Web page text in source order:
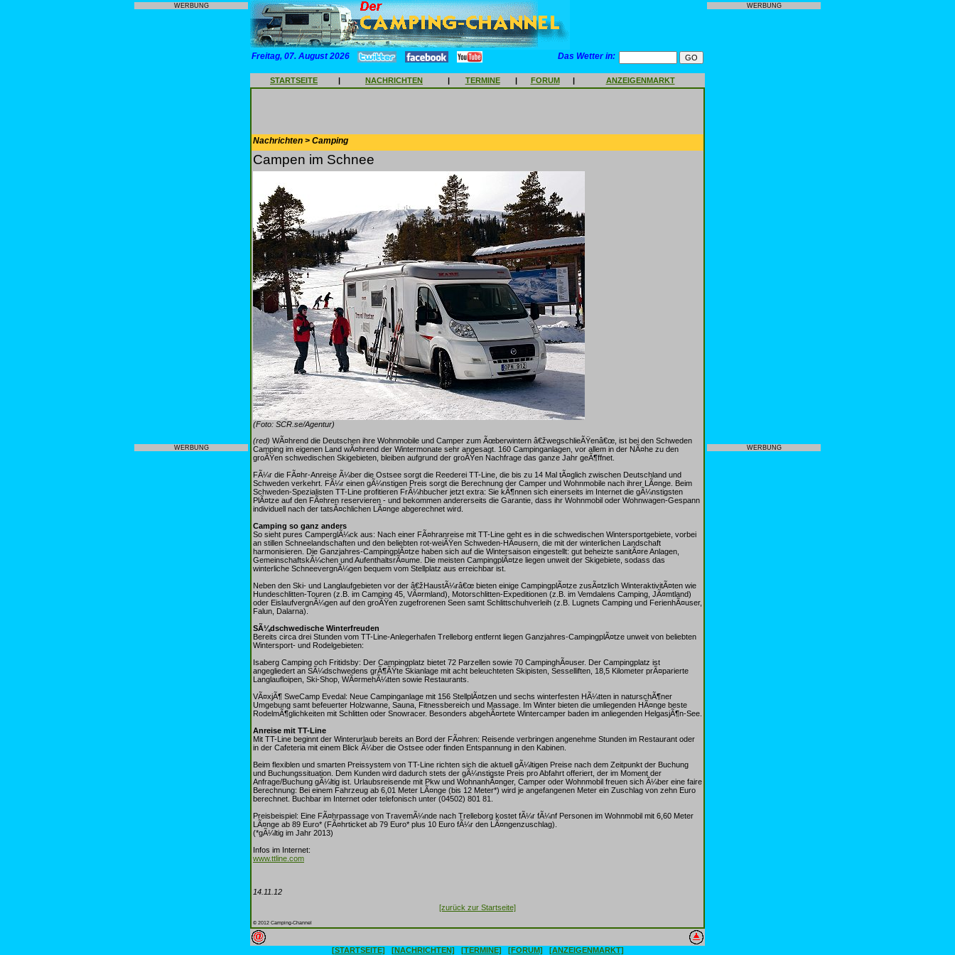
WERBUNG
WERBUNG
Freitag, 07. August 2026 Das Wetter in:
STARTSEITE | NACHRICHTEN | TERMINE | FORUM | ANZEIGENMARKT
Nachrichten > Camping
Campen im Schnee
(Foto: SCR.se/Agentur)
(red) WÃ¤hrend die Deutschen ihre Wohnmobile und Camper zum Ãœberwintern â€žwegschlieÃŸenâ€œ, ist bei den Schweden
Camping im eigenen Land wÃ¤hrend der Wintermonate sehr angesagt. 160 Campinganlagen, vor allem in der NÃ¤he zu den
groÃŸen schwedischen Skigebieten, bleiben aufgrund der groÃŸen Nachfrage das ganze Jahr geÃ¶ffnet.
FÃ¼r die FÃ¤hr-Anreise Ã¼ber die Ostsee sorgt die Reederei TT-Line, die bis zu 14 Mal tÃ¤glich zwischen Deutschland und
Schweden verkehrt. FÃ¼r einen gÃ¼nstigen Preis sorgt die Berechnung der Camper und Wohnmobile nach ihrer LÃ¤nge. Beim
Schweden-Spezialisten TT-Line profitieren FrÃ¼hbucher jetzt extra: Sie kÃ¶nnen sich einerseits im Internet die gÃ¼nstigsten
PlÃ¤tze auf den FÃ¤hren reservieren - und bekommen andererseits die Garantie, dass ihr Wohnmobil oder Wohnwagen-Gespann
individuell nach der tatsÃ¤chlichen LÃ¤nge abgerechnet wird.
Camping so ganz anders
So sieht pures CamperglÃ¼ck aus: Nach einer FÃ¤hranreise mit TT-Line geht es in die schwedischen Wintersportgebiete, vorbei
an stillen Schneelandschaften und den beliebten rot-weiÃŸen Schweden-HÃ¤usern, die mit der winterlichen Landschaft
harmonisieren. Die Ganzjahres-CampingplÃ¤tze haben sich auf die Wintersaison eingestellt: gut beheizte sanitÃ¤re Anlagen,
GemeinschaftskÃ¼chen und AufenthaltsrÃ¤ume. Die meisten CampingplÃ¤tze liegen unweit der Skigebiete, sodass das
winterliche SchneevergnÃ¼gen bequem vom Stellplatz aus erreichbar ist.
Neben den Ski- und Langlaufgebieten vor der â€žHaustÃ¼râ€œ bieten einige CampingplÃ¤tze zusÃ¤tzlich WinteraktivitÃ¤ten wie
Hundeschlitten-Touren (z.B. im Camping 45, VÃ¤rmland), Motorschlitten-Expeditionen (z.B. im Vemdalens Camping, JÃ¤mtland)
oder EislaufvergnÃ¼gen auf den groÃŸen zugefrorenen Seen samt Schlittschuhverleih (z.B. Lugnets Camping und FerienhÃ¤user,
Falun, Dalarna).
SÃ¼dschwedische Winterfreuden
Bereits circa drei Stunden vom TT-Line-Anlegerhafen Trelleborg entfernt liegen Ganzjahres-CampingplÃ¤tze unweit von beliebten
Wintersport- und Rodelgebieten:
Isaberg Camping och Fritidsby: Der Campingplatz bietet 72 Parzellen sowie 70 CampinghÃ¤user. Der Campingplatz ist
angegliedert an SÃ¼dschwedens grÃ¶ÃŸte Skianlage mit acht beleuchteten Skipisten, Sesselliften, 18,5 Kilometer prÃ¤parierte
Langlaufloipen, Ski-Shop, WÃ¤rmehÃ¼tten sowie Restaurants.
VÃ¤xjÃ¶ SweCamp Evedal: Neue Campinganlage mit 156 StellplÃ¤tzen und sechs winterfesten HÃ¼tten in naturschÃ¶ner
Umgebung samt befeuerter Holzwanne, Sauna, Fitnessbereich und Massage. Im Winter bieten die umliegenden HÃ¤nge beste
RodelmÃ¶glichkeiten mit Schlitten oder Snowracer. Besonders abgehÃ¤rtete Wintercamper baden im anliegenden HelgasjÃ¶n-See.
Anreise mit TT-Line
Mit TT-Line beginnt der Winterurlaub bereits an Bord der FÃ¤hren: Reisende verbringen angenehme Stunden im Restaurant oder
in der Cafeteria mit einem Blick Ã¼ber die Ostsee oder finden Entspannung in den Kabinen.
Beim flexiblen und smarten Preissystem von TT-Line richten sich die aktuell gÃ¼ltigen Preise nach dem Zeitpunkt der Buchung
und Buchungssituation. Dem Kunden wird dadurch stets der gÃ¼nstigste Preis pro Abfahrt offeriert, der im Moment der
Anfrage/Buchung gÃ¼ltig ist. Urlaubsreisende mit Pkw und WohnanhÃ¤nger, Camper oder Wohnmobil freuen sich Ã¼ber eine faire
Berechnung: Bei einem Fahrzeug ab 6,01 Meter LÃ¤nge (bis 12 Meter*) wird je angefangenen Meter ein Zuschlag von zehn Euro
berechnet. Buchbar im Internet oder telefonisch unter (04502) 801 81.
Preisbeispiel: Eine FÃ¤hrpassage von TravemÃ¼nde nach Trelleborg kostet fÃ¼r fÃ¼nf Personen im Wohnmobil mit 6,60 Meter
LÃ¤nge ab 89 Euro* (FÃ¤hrticket ab 79 Euro* plus 10 Euro fÃ¼r den LÃ¤ngenzuschlag).
(*gÃ¼ltig im Jahr 2013)
Infos im Internet:
www.ttline.com
14.11.12
[zurück zur Startseite]
© 2012 Camping-Channel
[STARTSEITE] [NACHRICHTEN] [TERMINE] [FORUM] [ANZEIGENMARKT]
WERBUNG
WERBUNG